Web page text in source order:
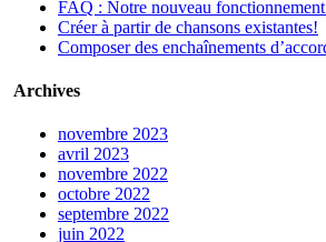
FAQ : Notre nouveau
Créer à partir de chansons existantes!
Composer des enchaînements
Archives
novembre 2023
avril 2023
novembre 2022
octobre 2022
septembre 2022
juin 2022